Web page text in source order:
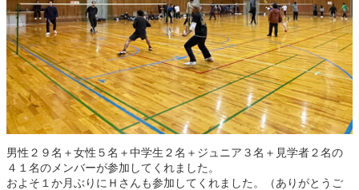
男性２９名＋女性５名＋中学生２名＋ジュニア３名＋見学者２名の
４１名のメンバーが参加してくれました。
およそ１か月ぶりにＨさんも参加してくれました。（ありがとうご